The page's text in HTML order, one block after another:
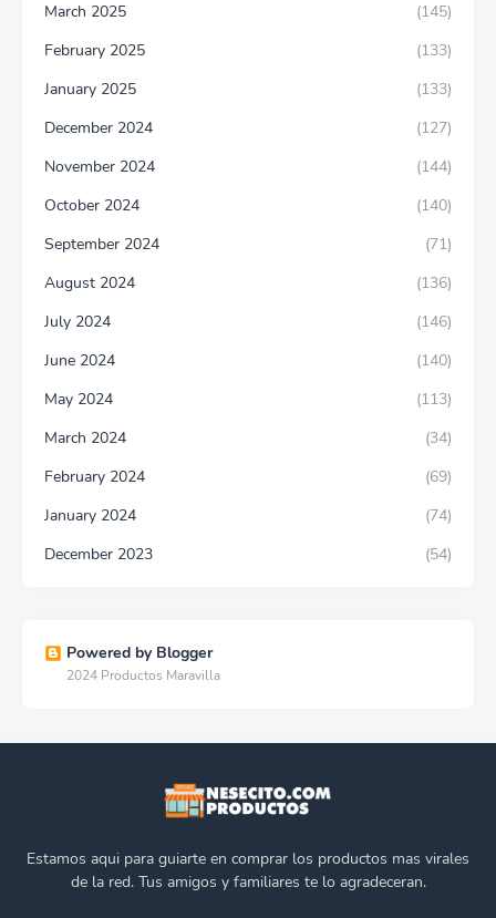
March 2025
(145)
February 2025
(133)
January 2025
(133)
December 2024
(127)
November 2024
(144)
October 2024
(140)
September 2024
(71)
August 2024
(136)
July 2024
(146)
June 2024
(140)
May 2024
(113)
March 2024
(34)
February 2024
(69)
January 2024
(74)
December 2023
(54)
Powered by Blogger
2024 Productos Maravilla
Estamos aqui para guiarte en comprar los productos mas virales
de la red. Tus amigos y familiares te lo agradeceran.